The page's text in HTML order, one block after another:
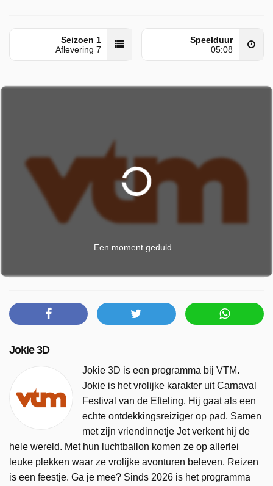
Seizoen 1
Aflevering 7
Speelduur
05:08
Een moment geduld...
Jokie 3D
Jokie 3D is een programma bij VTM.
Jokie is het vrolijke karakter uit Carnaval
Festival van de Efteling. Hij gaat als een
echte ontdekkingsreiziger op pad. Samen
met zijn vriendinnetje Jet verkent hij de
hele wereld. Met hun luchtballon komen ze op allerlei
leuke plekken waar ze vrolijke avonturen beleven. Reizen
is een feestje. Ga je mee? Sinds 2026 is het programma